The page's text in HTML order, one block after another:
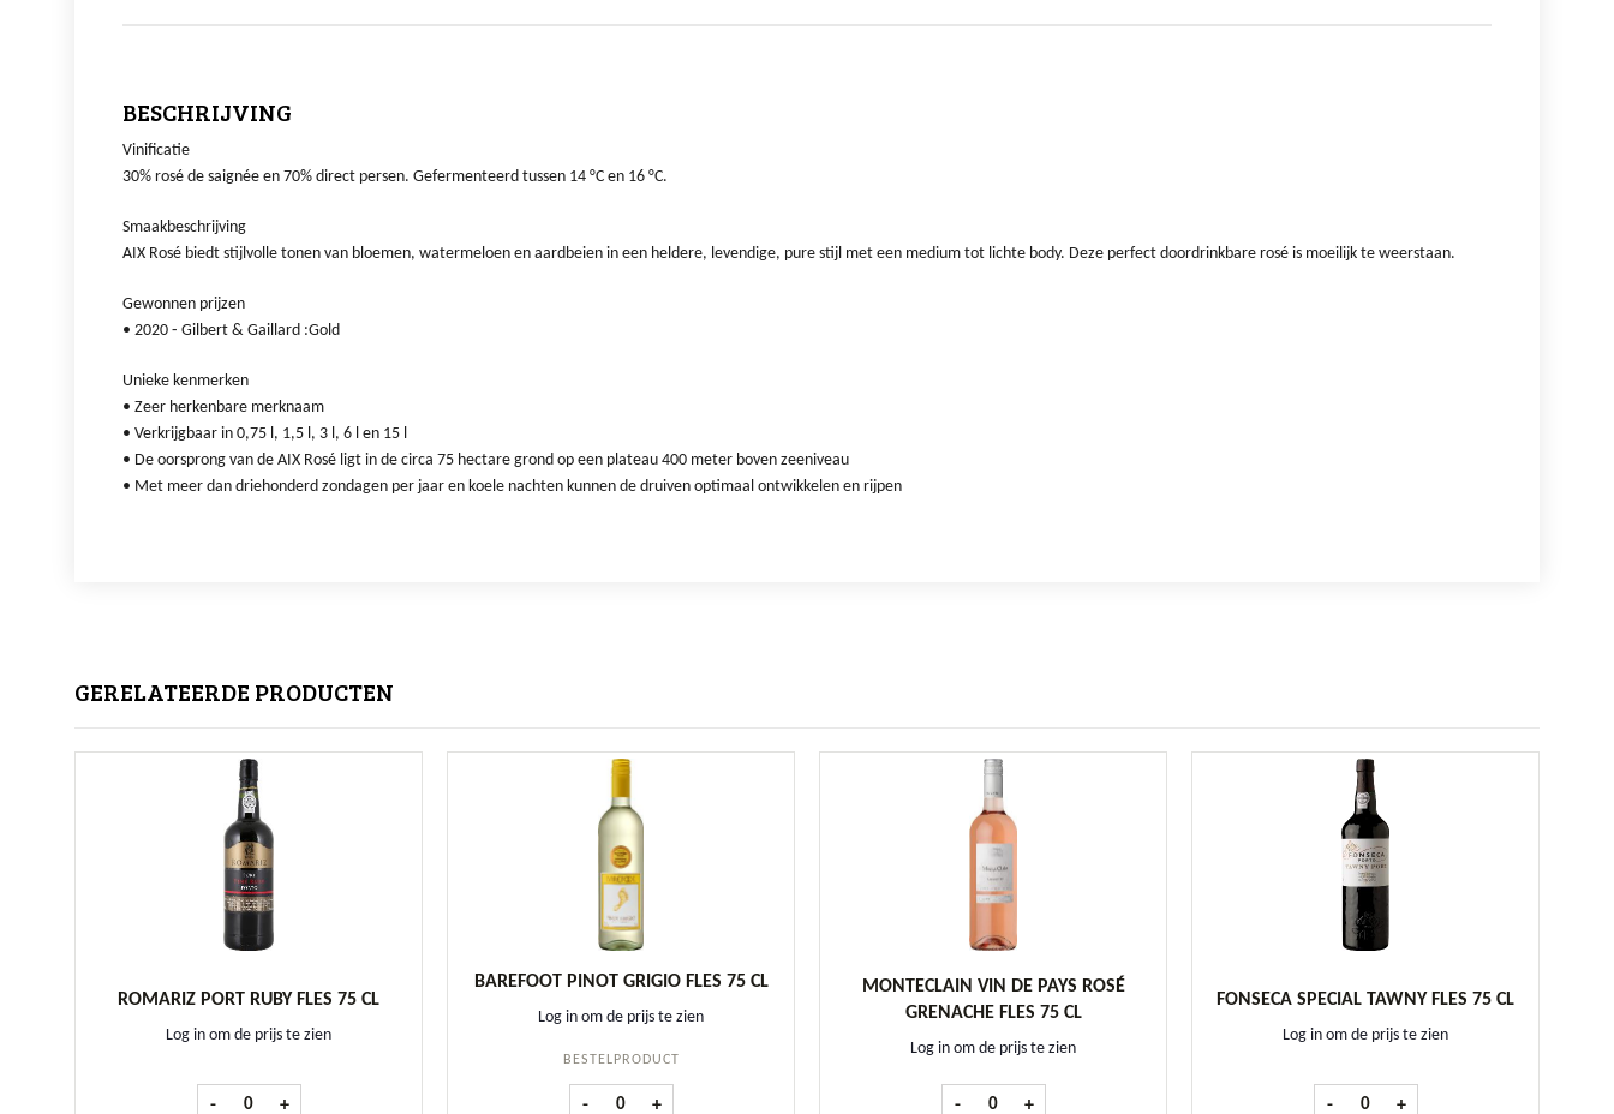
BESCHRIJVING
Vinificatie
30% rosé de saignée en 70% direct persen. Gefermenteerd tussen 14 °C en 16 °C.
Smaakbeschrijving
AIX Rosé biedt stijlvolle tonen van bloemen, watermeloen en aardbeien in een heldere, levendige, pure stijl met een medium tot lichte body. Deze perfect doordrinkbare rosé is moeilijk te weerstaan.
Gewonnen prijzen
• 2020 ‐ Gilbert & Gaillard :Gold
Unieke kenmerken
• Zeer herkenbare merknaam
• Verkrijgbaar in 0,75 l, 1,5 l, 3 l, 6 l en 15 l
• De oorsprong van de AIX Rosé ligt in de circa 75 hectare grond op een plateau 400 meter boven zeeniveau
• Met meer dan driehonderd zondagen per jaar en koele nachten kunnen de druiven optimaal ontwikkelen en rijpen
GERELATEERDE PRODUCTEN
ROMARIZ PORT RUBY FLES 75 CL
Log in om de prijs te zien
- Romariz Port Ruby fles 75 cl aantal
+
BAREFOOT PINOT GRIGIO FLES 75 CL
Log in om de prijs te zien
BESTELPRODUCT
- Barefoot Pinot Grigio fles 75 cl aantal
+
MONTECLAIN VIN DE PAYS ROSÉ
GRENACHE FLES 75 CL
Log in om de prijs te zien
- Monteclain Vin de Pays Rosé Grenache fles 75 cl aantal
+
FONSECA SPECIAL TAWNY FLES 75 CL
Log in om de prijs te zien
- Fonseca Special Tawny fles 75 cl aantal
+